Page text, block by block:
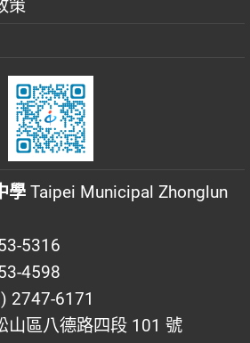
策
學 Taipei Municipal Zhonglun
5316
4598
2747-6171
山區八德路四段 101 號